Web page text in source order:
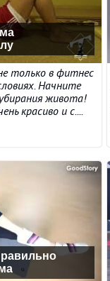
только в фитнес
Начните
живота!
красиво и с....